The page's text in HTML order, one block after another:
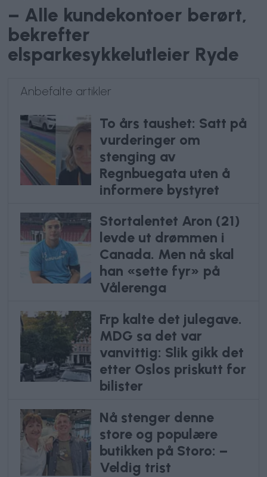
– Alle kundekontoer berørt,
bekrefter
elsparkesykkelutleier Ryde
Anbefalte artikler
To års taushet: Satt på
vurderinger om
stenging av
Regnbuegata uten å
informere bystyret
Stortalentet Aron (21)
levde ut drømmen i
Canada. Men nå skal
han «sette fyr» på
Vålerenga
Frp kalte det julegave.
MDG sa det var
vanvittig: Slik gikk det
etter Oslos priskutt for
bilister
Nå stenger denne
store og populære
butikken på Storo: –
Veldig trist